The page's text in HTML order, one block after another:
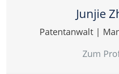
Junjie
Patentanwalt |
Zum